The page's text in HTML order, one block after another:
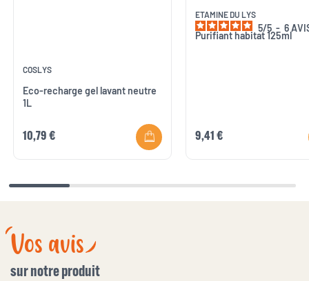
COSLYS
Eco-recharge gel lavant neutre
1L
10,79 €
ETAMINE DU LYS
5/5 - 6
Purifiant habitat 125ml
9,41 €
Vos avis
sur notre produit